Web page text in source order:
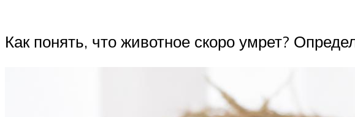
Как понять, что животное скоро умрет?